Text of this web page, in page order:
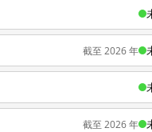
截至 2026 年
截至 2026 年